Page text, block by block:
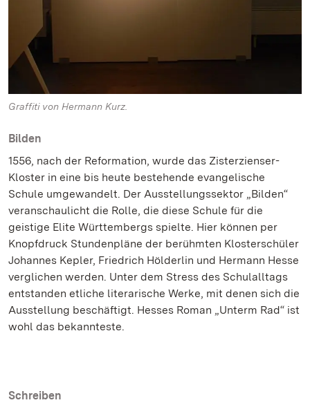
Graffiti von Hermann Kurz.
Bilden
1556, nach der Reformation, wurde das Zisterzienser-
Kloster in eine bis heute bestehende evangelische
Schule umgewandelt. Der Ausstellungssektor „Bilden“
veranschaulicht die Rolle, die diese Schule für die
geistige Elite Württembergs spielte. Hier können per
Knopfdruck Stundenpläne der berühmten Klosterschüler
Johannes Kepler, Friedrich Hölderlin und Hermann Hesse
verglichen werden. Unter dem Stress des Schulalltags
entstanden etliche literarische Werke, mit denen sich die
Ausstellung beschäftigt. Hesses Roman „Unterm Rad“ ist
wohl das bekannteste.
Schreiben